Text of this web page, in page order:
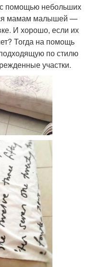
помощью небольших
мамам малышей —
И хорошо, если их
Тогда на помощь
по стилю
участки.